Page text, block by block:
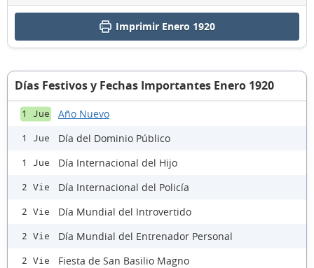
Imprimir Enero 1920
Días Festivos y Fechas Importantes Enero 1920
1 Jue Año Nuevo
1 Jue Día del Dominio Público
1 Jue Día Internacional del Hijo
2 Vie Día Internacional del Policía
2 Vie Día Mundial del Introvertido
2 Vie Día Mundial del Entrenador Personal
2 Vie Fiesta de San Basilio Magno